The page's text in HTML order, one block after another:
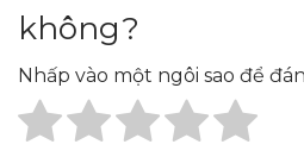
không?
Nhấp vào một ngôi sao để